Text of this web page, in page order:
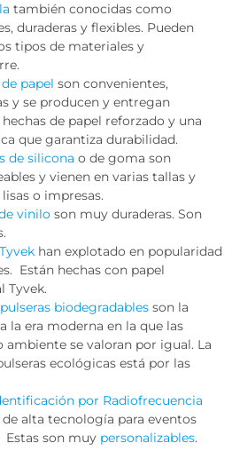
también conocidas como
duraderas y flexibles. Pueden
tipos de materiales y
papel son convenientes,
y se producen y entregan
de papel reforzado y una
que garantiza durabilidad.
de silicona o de goma son
y vienen en varias tallas y
o impresas.
vinilo son muy duraderas. Son
han explotado en popularidad
Están hechas con papel
Tyvek.
biodegradables son la
la era moderna en la que las
ambiente se valoran por igual. La
ecológicas está por las
por Radiofrecuencia
de alta tecnología para eventos
son muy personalizables.